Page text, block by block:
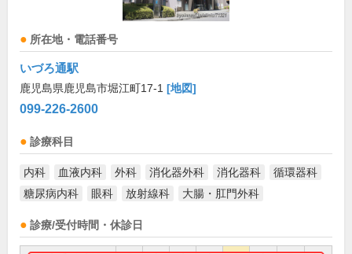
所在地・電話番号
いづろ通駅
鹿児島県鹿児島市堀江町17-1 [地図]
099-226-2600
診療科目
内科 血液内科 外科 消化器外科 消化器科
循環器科
糖尿病内科
眼科 放射線科 大腸・肛門外科
診療/受付時間・休診日